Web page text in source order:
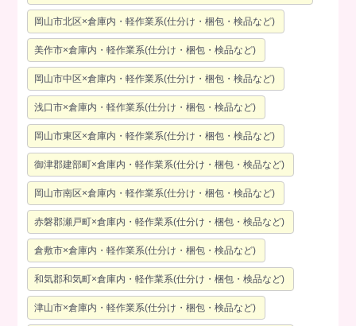
岡山市北区×倉庫内・軽作業系(仕分け・梱包・検品など)
美作市×倉庫内・軽作業系(仕分け・梱包・検品など)
岡山市中区×倉庫内・軽作業系(仕分け・梱包・検品など)
浅口市×倉庫内・軽作業系(仕分け・梱包・検品など)
岡山市東区×倉庫内・軽作業系(仕分け・梱包・検品など)
御津郡建部町×倉庫内・軽作業系(仕分け・梱包・検品など)
岡山市南区×倉庫内・軽作業系(仕分け・梱包・検品など)
赤磐郡瀬戸町×倉庫内・軽作業系(仕分け・梱包・検品など)
倉敷市×倉庫内・軽作業系(仕分け・梱包・検品など)
和気郡和気町×倉庫内・軽作業系(仕分け・梱包・検品など)
津山市×倉庫内・軽作業系(仕分け・梱包・検品など)